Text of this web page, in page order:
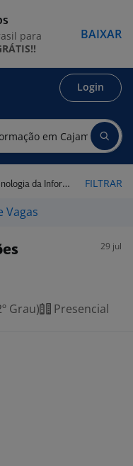
Login
em Cajamar - SP FILTRAR
Vagas
29 jul
Grau) Presencial
para
BAIXAR